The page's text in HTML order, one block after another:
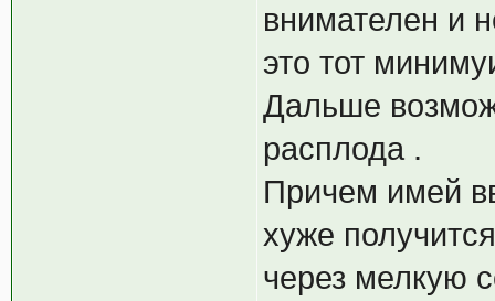
внимателен и
это тот
Дальше
расплода .
Причем имей
хуже
через мелкую